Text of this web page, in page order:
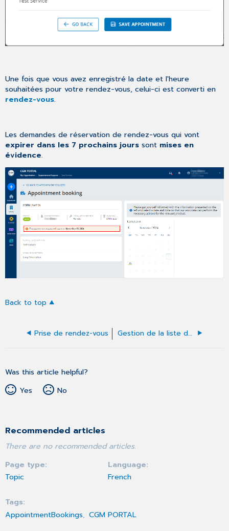
Une fois que vous avez enregistré la date et l'heure
souhaitées pour votre rendez-vous, celui-ci est converti en
rendez-vous.
Les demandes de réservation de rendez-vous qui vont
expirer dans les 7 prochains jourssont mises en
évidence.
Back to top
Prise de rendez-vous Gestion de la liste des prises de rendez-vous
Was this article helpful?
Yes
No
Recommended articles
There are no recommended articles.
Page type
Topic
Language
French
Tags
AppointmentBookings
CGM PORTAL